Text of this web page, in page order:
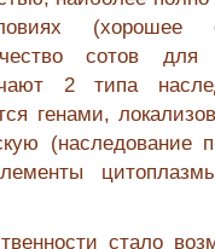
(хорошее
сотов
2 типа
генами,
(наследование
стало